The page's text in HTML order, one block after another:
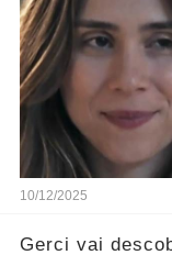
10/12/2025
Gerci vai